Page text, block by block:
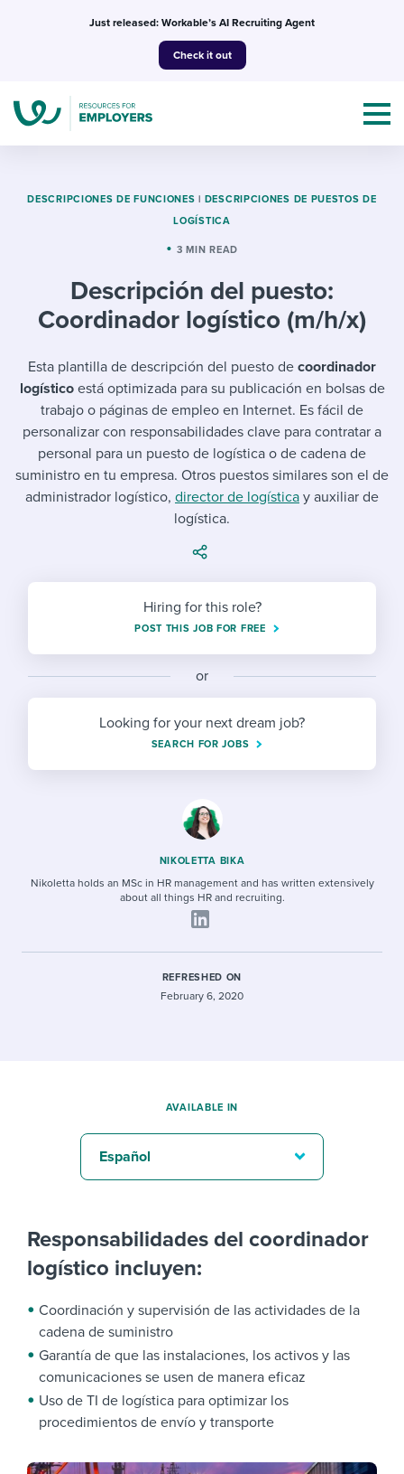
Just released: Workable’s AI Recruiting Agent
Check it out
Topics
Mobilizing AI in my work
Evaluating candidates
Working together with others
Maintaining hiring pipelines
Finding and attracting people
Establishing an employer brand
Candidate/employee experiences
Templates & Guides
I WANT...
Job description templates
Interview question templates
Policy templates
Onboarding checklists
Free ebooks & reports
HR terms
I’m a jobseeker
I WANT TO LEARN ABOUT...
Applying for a job
Interview process
Pay & benefits
Modern working life
Attend webinars & events
Workable customer stories
Explore Workable
DESCRIPCIONES DE FUNCIONES | DESCRIPCIONES DE PUESTOS DE
LOGÍSTICA
3 MIN READ
Descripción del puesto:
Coordinador logístico (m/h/x)
Esta plantilla de descripción del puesto de coordinador
logísticoestá optimizada para su publicación en bolsas de
trabajo o páginas de empleo en Internet. Es fácil de
personalizar con responsabilidades clave para contratar a
personal para un puesto de logística o de cadena de
suministro en tu empresa. Otros puestos similares son el de
administrador logístico, director de logística y auxiliar de
logística.
Hiring for this role?
POST THIS JOB FOR FREE
or
Looking for your next dream job?
SEARCH FOR JOBS
NIKOLETTA BIKA
Nikoletta holds an MSc in HR management and has written extensively
about all things HR and recruiting.
REFRESHED ON
February 6, 2020
Responsabilidades del coordinador
logístico incluyen:
Coordinación y supervisión de las actividades de la
cadena de suministro
Garantía de que las instalaciones, los activos y las
comunicaciones se usen de manera eficaz
Uso de TI de logística para optimizar los
procedimientos de envío y transporte
AVAILABLE IN
Español